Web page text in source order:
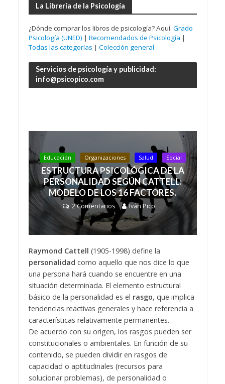
La Librería de la Psicología
¿Dónde comprar los libros de psicología? Aquí: Grado
Psicología (UNED) | Recomendados de Psicología |
Todas las categorías | Colección general
Servicios de psicología y publicidad:
info@psicopico.com
Educación Organizaciones Salud Social
ESTRUCTURA PSICOLÓGICA DE LA
PERSONALIDAD SEGÚN CATTELL:
MODELO DE LOS 16 FACTORES.
2 Comentarios Iván Pico
Raymond Cattell (1905-1998) define la
personalidad como aquello que nos dice lo que
una persona hará cuando se encuentre en una
situación determinada. El elemento estructural
básico de la personalidad es el rasgo, que implica
tendencias reactivas generales y hace referencia a
características relativamente permanentes.
De acuerdo con su origen, los rasgos pueden ser
constitucionales o ambientales. En función de su
contenido, se pueden dividir en rasgos de
capacidad o aptitudinales (recursos para
solucionar problemas), de personalidad o